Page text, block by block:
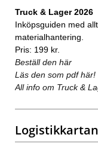
Truck & Lager 2026
Inköpsguiden med
materialhantering.
Pris: 199 kr.
Beställ den här
Läs den som pdf här!
All info om Truck &
Logistikkartan